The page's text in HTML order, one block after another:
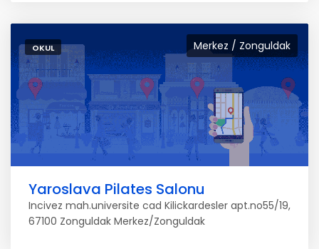
Merkez / Zonguldak
OKUL
Yaroslava Pilates Salonu
Incivez mah.universite cad Kilickardesler apt.no55/19,
67100 Zonguldak Merkez/Zonguldak